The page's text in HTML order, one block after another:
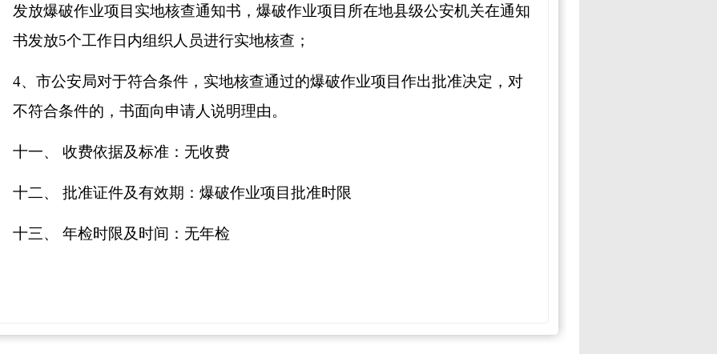
发放爆破作业项目实地核查通知书，爆破作业项目所在地县级公安机关在通知
书发放5个工作日内组织人员进行实地核查；
4、 市公安局对于符合条件，实地核查通过的爆破作业项目作出批准决定，对
不符合条件的，书面向申请人说明理由。
十一、 收费依据及标准： 无收费
十二、 批准证件及有效期： 爆破作业项目批准时限
十三、 年检时限及时间： 无年检